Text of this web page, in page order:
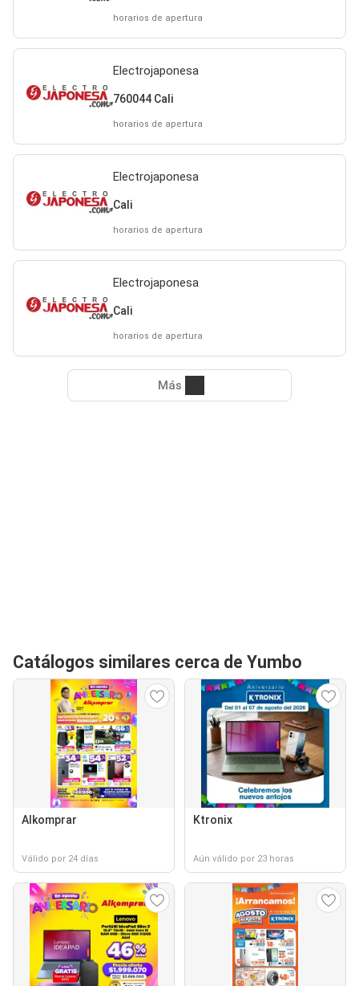
horarios de apertura
Electrojaponesa
760044 Cali
horarios de apertura
Electrojaponesa
Cali
horarios de apertura
Electrojaponesa
Cali
horarios de apertura
Más
Catálogos similares cerca de Yumbo
Alkomprar
Válido por 24 días
Ktronix
Aún válido por 23 horas